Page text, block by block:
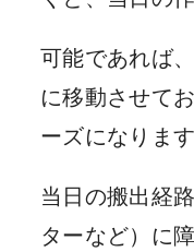
可能であれば
に移動させて
ーズになります
当日の搬出経
ターなど）に